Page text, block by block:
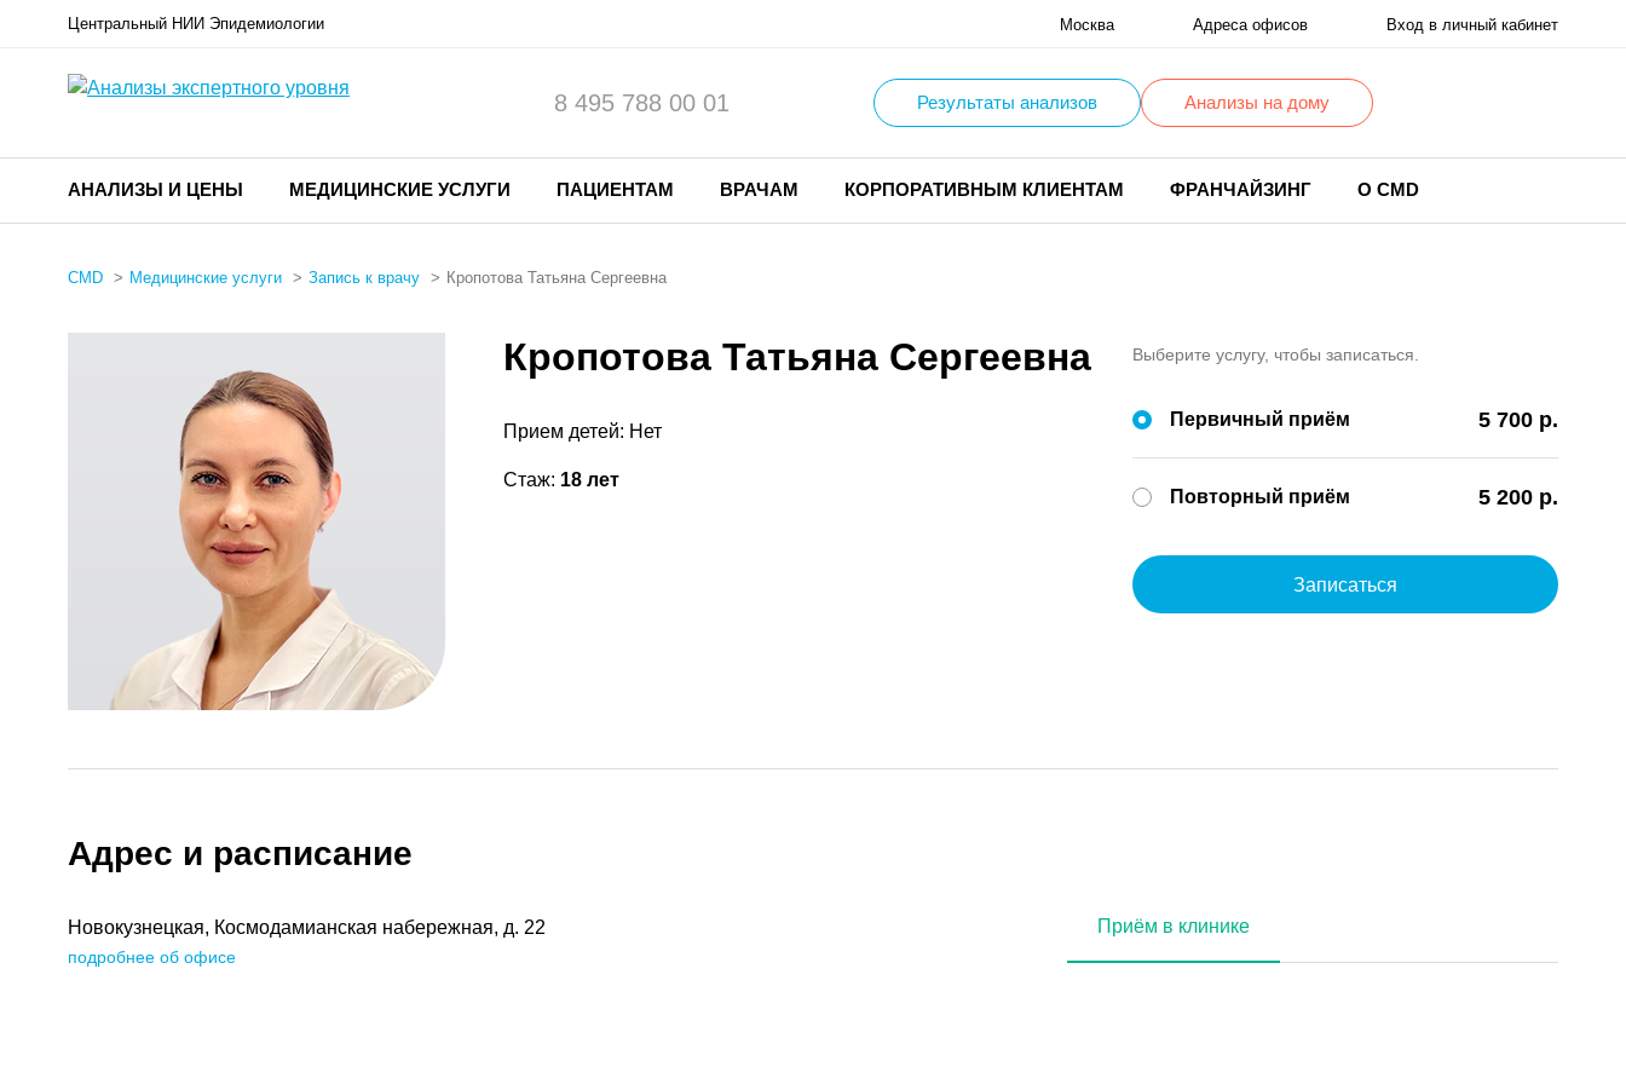
Центральный НИИ Эпидемиологии Москва Адреса офисов Вход в личный кабинет
8 495 788 00 01 Результаты анализов Анализы на дому
АНАЛИЗЫ И ЦЕНЫ МЕДИЦИНСКИЕ УСЛУГИ ПАЦИЕНТАМ ВРАЧАМ КОРПОРАТИВНЫМ КЛИЕНТАМ ФРАНЧАЙЗИНГ О CMD
CMD Медицинские услуги Запись к врачу Кропотова Татьяна Сергеевна
Кропотова Татьяна Сергеевна
Прием детей: Нет
Стаж: 18 лет
Выберите услугу, чтобы записаться.
Первичный приём 5 700 р.
Повторный приём 5 200 р.
Записаться
Адрес и расписание
Новокузнецкая, Космодамианская набережная, д. 22
подробнее об офисе
Приём в клинике